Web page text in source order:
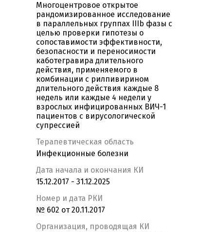
Многоцентровое открытое
рандомизированное исследование
в параллельных группах IIIb фазы с
целью проверки гипотезы о
сопоставимости эффективности,
безопасности и переносимости
каботегравира длительного
действия, применяемого в
комбинации с рилпивирином
длительного действия каждые 8
недель или каждые 4 недели у
взрослых инфицированных ВИЧ-1
пациентов с вирусологической
супрессией
Терапевтическая область
Инфекционные болезни
Дата начала и окончания КИ
15.12.2017 - 31.12.2025
Номер и дата РКИ
№ 602 от 20.11.2017
Организация, проводящая КИ